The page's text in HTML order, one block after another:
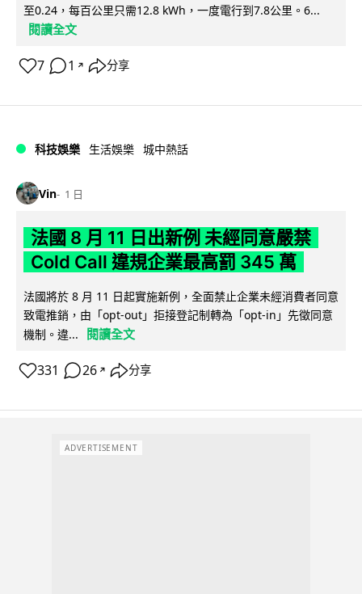
至0.24，每百公里只需12.8 kWh，一度電行到7.8公里。6...
閱讀全文
7 1 ↗ 分享
科技娛樂 生活娛樂 城中熱話
Vin 1 日
法國 8 月 11 日出新例 未經同意嚴禁
Cold Call 違規企業最高罰 345 萬
法國將於 8 月 11 日起實施新例，全面禁止企業未經消費者同意
致電推銷，由「opt-out」拒接登記制轉為「opt-in」先徵同意
機制。違...
閱讀全文
331 26 ↗ 分享
ADVERTISEMENT